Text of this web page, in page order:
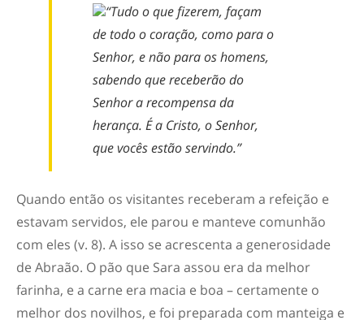
“Tudo o que fizerem, façam
de todo o coração, como para o
Senhor, e não para os homens,
sabendo que receberão do
Senhor a recompensa da
herança. É a Cristo, o Senhor,
que vocês estão servindo.”
Quando então os visitantes receberam a refeição e
estavam servidos, ele parou e manteve comunhão
com eles (v. 8). A isso se acrescenta a generosidade
de Abraão. O pão que Sara assou era da melhor
farinha, e a carne era macia e boa – certamente o
melhor dos novilhos, e foi preparada com manteiga e